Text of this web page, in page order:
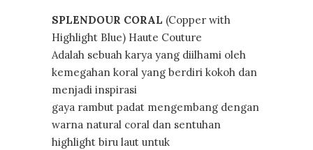
SPLENDOUR CORAL (Copper with
Highlight Blue) Haute Couture
Adalah sebuah karya yang diilhami oleh
kemegahan koral yang berdiri kokoh dan
menjadi inspirasi
gaya rambut padat mengembang dengan
warna natural coral dan sentuhan
highlight biru laut untuk